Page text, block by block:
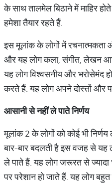
के साथ तालमेल बिठाने में माहिर
हमेशा तैयार रहते हैं.
इस मूलांक के लोगों में रचनात्मकता
और यह लोग कला, संगीत, लेखन
यह लोग विश्वसनीय और भरोसेमंद
करते हैं. यह लोग अपने दोस्तों और
आसानी से नहीं ले पाते निर्णय
मूलांक 2 के लोगों को कोई भी
बार-बार बदलती है इस वजह से यह
ले पाते हैं. यह लोग जरूरत से ज्यादा
पर परेशान हो जाते हैं. यह लोग